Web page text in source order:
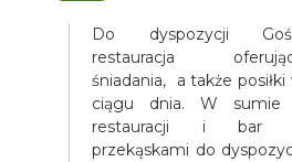
Do dyspozycji
restauracja
śniadania, a także posiłki
ciągu dnia. W sumie
restauracji i bar
przekąskami do